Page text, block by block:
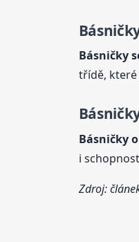
Básničky
třídě, které
Básničkyo
i
Zdroj: